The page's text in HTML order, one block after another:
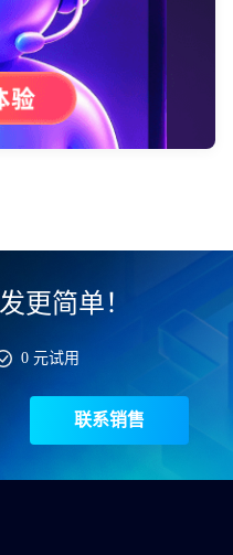
更简单！
0 元试用
联系销售